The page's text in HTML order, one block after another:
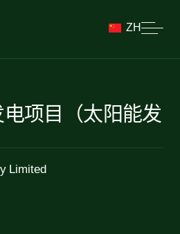
ZH
项目（太阳能发
Limited